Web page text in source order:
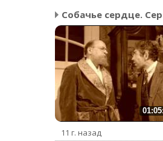
Собачье сердце.
11 г. назад